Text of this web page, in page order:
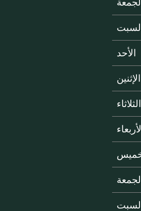
الأحد
الإثنين
الثلاثاء